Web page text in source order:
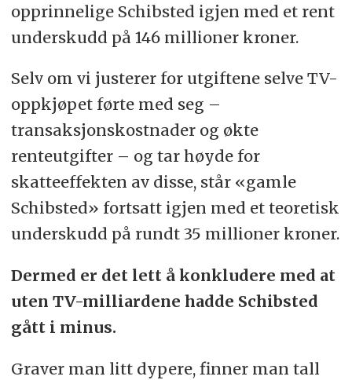
opprinnelige Schibsted igjen med et rent
underskudd på 146 millioner kroner.
Selv om vi justerer for utgiftene selve TV-
oppkjøpet førte med seg –
transaksjonskostnader og økte
renteutgifter – og tar høyde for
skatteeffekten av disse, står «gamle
Schibsted» fortsatt igjen med et teoretisk
underskudd på rundt 35 millioner kroner.
Dermed er det lett å konkludere med at
uten TV-milliardene hadde Schibsted
gått i minus.
Graver man litt dypere, finner man tall